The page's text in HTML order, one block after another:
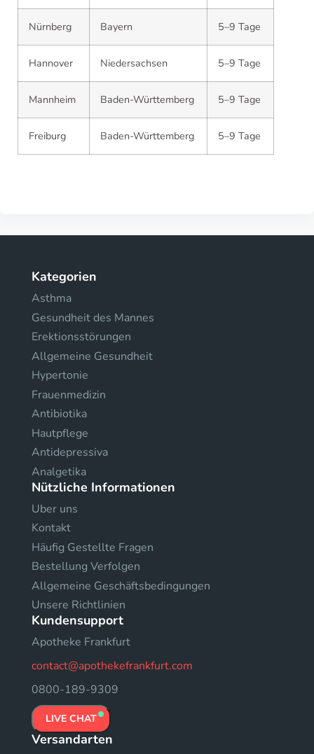
Nürnberg Bayern 5–9 Tage
Hannover Niedersachsen 5–9 Tage
Mannheim Baden-Württemberg 5–9 Tage
Freiburg Baden-Württemberg 5–9 Tage
Kategorien
Asthma
Gesundheit des Mannes
Erektionsstörungen
Allgemeine Gesundheit
Hypertonie
Frauenmedizin
Antibiotika
Hautpflege
Antidepressiva
Analgetika
Nützliche Informationen
Uber uns
Kontakt
Häufig Gestellte Fragen
Bestellung Verfolgen
Allgemeine Geschäftsbedingungen
Unsere Richtlinien
Kundensupport
Apotheke Frankfurt
contact@apothekefrankfurt.com
0800-189-9309
LIVE CHAT
Versandarten